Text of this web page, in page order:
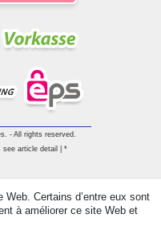
- All rights reserved.
see article detail | *
Certains d’entre eux sont
à améliorer ce site Web et
Contact